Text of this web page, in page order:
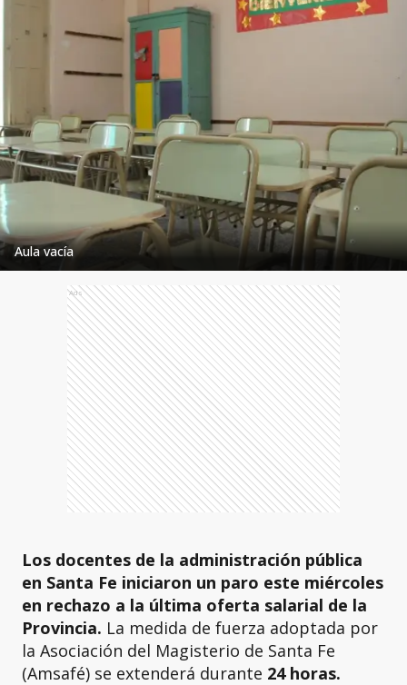
Aula vacía
Ads
Los docentes de la administración pública
en Santa Fe iniciaron un paro este miércoles
en rechazo a la última oferta salarial de la
Provincia. La medida de fuerza adoptada por
la Asociación del Magisterio de Santa Fe
(Amsafé) se extenderá durante 24 horas.